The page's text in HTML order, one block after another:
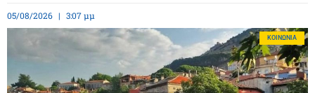
05/08/2026 3:07 μμ
ΚΟΙΝΩΝΊΑ